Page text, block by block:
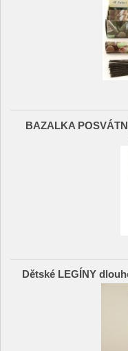
BAZALKA
Dětské LEGÍNY